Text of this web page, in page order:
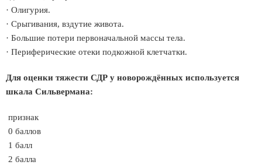
· Олигурия.
· Срыгивания, вздутие живота.
· Большие потери первоначальной массы тела.
· Периферические отеки подкожной клетчатки.
Для оценки тяжести СДР у новорождённых используется
шкала Сильвермана:
признак
0 баллов
1 балл
2 балла